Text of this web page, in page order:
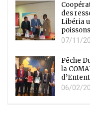
des
Libéria
poissons
07/11/
Pêche
la
06/02/